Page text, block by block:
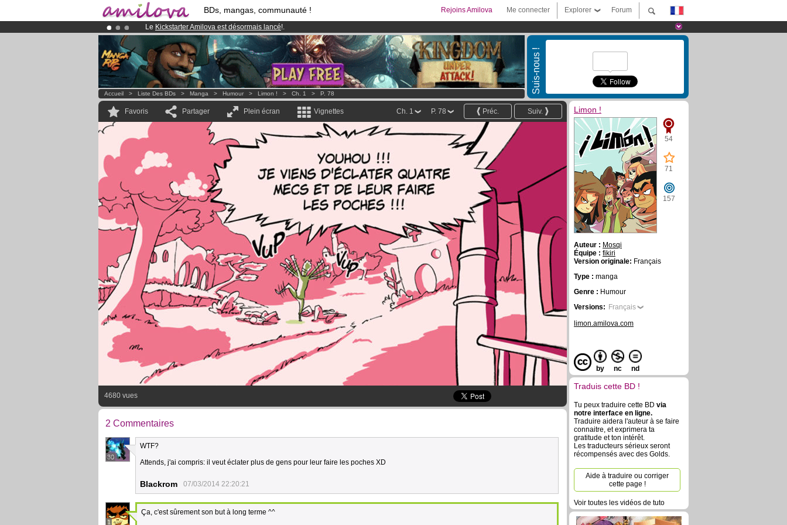
BDs, mangas, communauté ! Forum
Explorer
Me connecter
Rejoins Amilova
Le Kickstarter Amilova est désormais lancé!.
Abonnement premium: à partir de3.95 eurospar mois !Clique ici pour t'abonner
Déjà 134393membreset 1208BDs & Mangas!
Suis-nous !
Accueil > Liste Des BDs > Manga > Humour > Limon ! > Ch. 1 > P. 78
Favoris Partager Plein écran Vignettes Suiv.
Préc.
P. 78
Ch. 1
4680 vues
2 Commentaires
30
WTF?
Attends, j'ai compris: il veut éclater plus de gens pour leur faire les poches XD
Blackrom 07/03/2014 22:20:21
1
Ça, c'est sûrement son but à long terme ^^
Limon !
54
71
157
Auteur : Mosqi
Équipe : fikiri
Version originale: Français
Type : manga
Genre : Humour
Versions: Français
limon.amilova.com
by nc nd
Traduis cette BD !
Tu peux traduire cette BD via
notre interface en ligne.
Traduire aidera l'auteur à se faire
connaitre, et exprimera ta
gratitude et ton intérêt.
Les traducteurs sérieux seront
récompensés avec des Golds.
Aide à traduire ou corriger
cette page !
Voir toutes les vidéos de tuto